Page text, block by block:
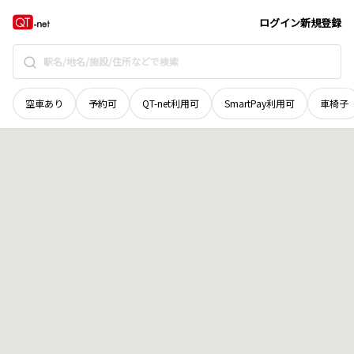
ログイン新規登録
空車あり 予約可 QT-net利用可 SmartPay利用可 車椅子
山口県